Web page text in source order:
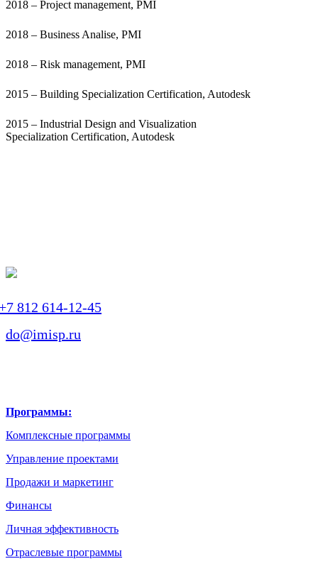
2018 – Project management, PMI
2018 – Business Analise, PMI
2018 – Risk management, PMI
2015 – Building Specialization Certification, Autodesk
2015 – Industrial Design and Visualization
Specialization Certification, Autodesk
812 614-12-45
do@imisp.ru
Программы:
Комплексные программы
Управление проектами
Продажи и маркетинг
Финансы
Личная эффективность
Отраслевые программы